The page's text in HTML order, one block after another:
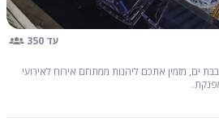
עד 350
ים, מזמין אתכם ליהנות ממתחם אירוח לאירועי